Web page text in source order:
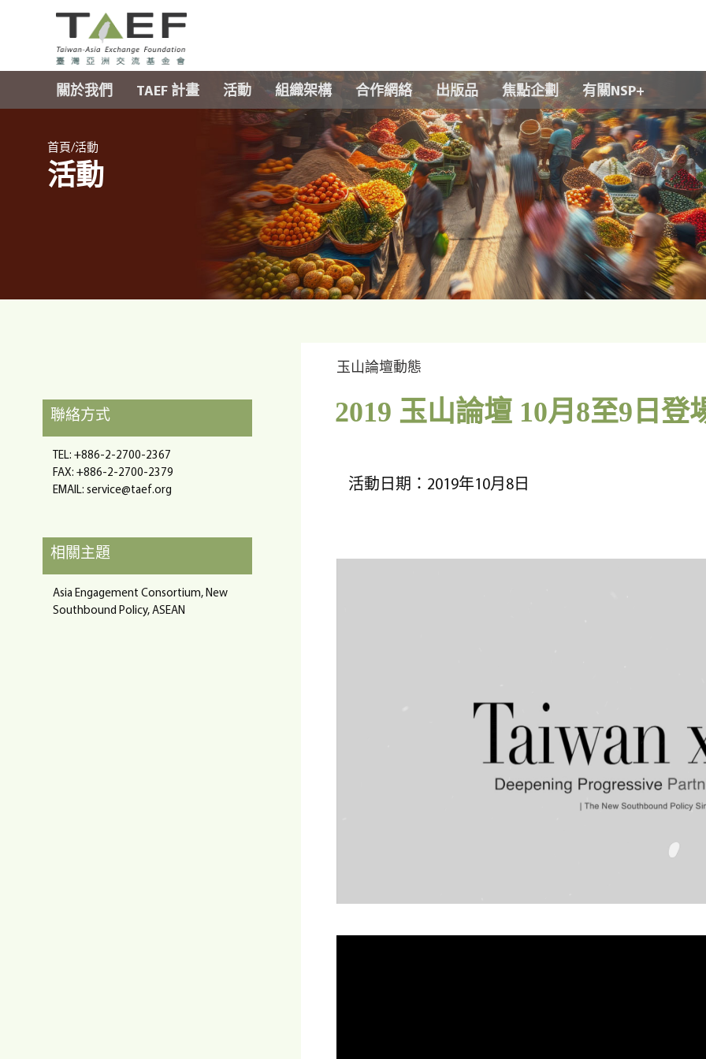
Skip to main content
TAEF
H
m
關於我們 TAEF 計畫 活動 組織架構 合作網絡 出版品 焦點企劃 有關NSP+
首頁/活動
活動
玉山論壇動態
2019 玉山論壇 10月8至9日登
活動日期：2019年10月8日
聯絡方式
TEL: +886-2-2700-2367
FAX: +886-2-2700-2379
EMAIL: service@taef.org
相關主題
Asia Engagement Consortium, New
Southbound Policy, ASEAN